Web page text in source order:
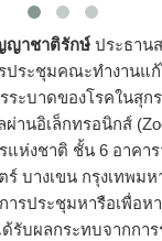
ชาติรักษ์ ประธาน
ประชุมคณะทำงานแ
ะบาดของโรคในสุก
ผ่านอิเล็กทรอนิกส์
แห่งชาติ ชั้น 6 อาคา
บางเขน กรุงเทพม
ารประชุมหารือเพื่อห
รับผลกระทบจากการ